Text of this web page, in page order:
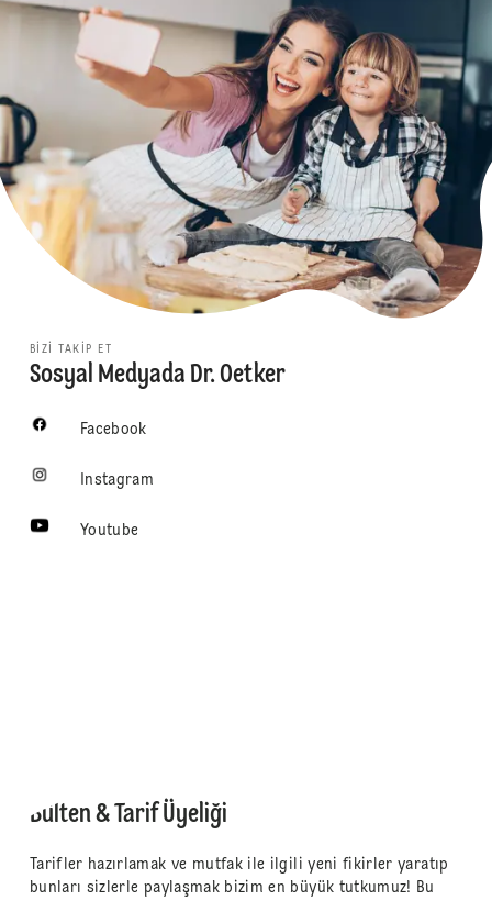
BIZI TAKIP ET
Sosyal Medyada Dr. Oetker
Facebook
Instagram
Youtube
Bülten & Tarif Üyeliği
Tarifler hazırlamak ve mutfak ile ilgili yeni fikirler yaratıp
bunları sizlerle paylaşmak bizim en büyük tutkumuz! Bu